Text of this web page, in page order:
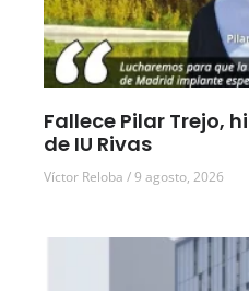
Fallece Pilar Trejo,
de IU Rivas
Víctor Reloba 9 agosto, 2026